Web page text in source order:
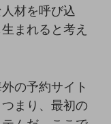
材を呼び込
まれると考え
の予約サイト
まり、最初の